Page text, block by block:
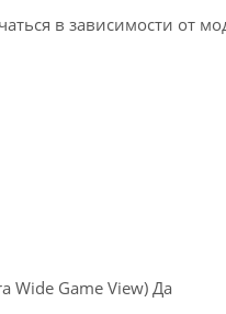
в зависимости от
Wide Game View) Да